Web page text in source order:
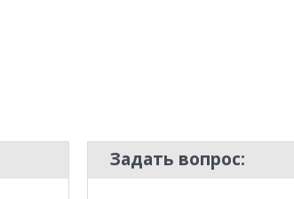
Задать вопрос: